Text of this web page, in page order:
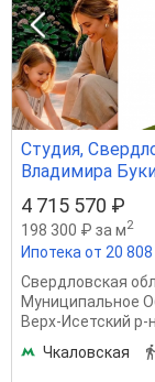
Студия,
Владимира
4 715 570 ₽
198 300 ₽ за м2
Ипотека от 20
Свердловская
Муниципальное
Верх-Исетский р-н
Чкаловская